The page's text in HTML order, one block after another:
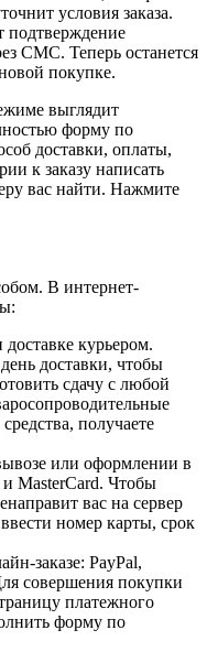
условия заказа.
подтверждение
СМС. Теперь останется
покупке.
выглядит
форму по
доставки, оплаты,
к заказу написать
вас найти. Нажмите
В интернет-
курьером.
доставки, чтобы
сдачу с любой
получаете
или оформлении в
и MasterCard. Чтобы
вас на сервер
номер карты, срок
заказе: PayPal,
совершения покупки
платежного
форму по